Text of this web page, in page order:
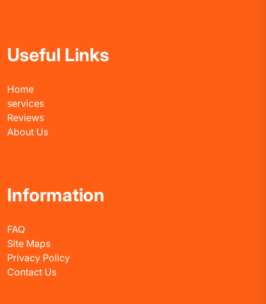
Useful Links
Home
services
Reviews
About Us
Information
FAQ
Site Maps
Privacy Policy
Contact Us